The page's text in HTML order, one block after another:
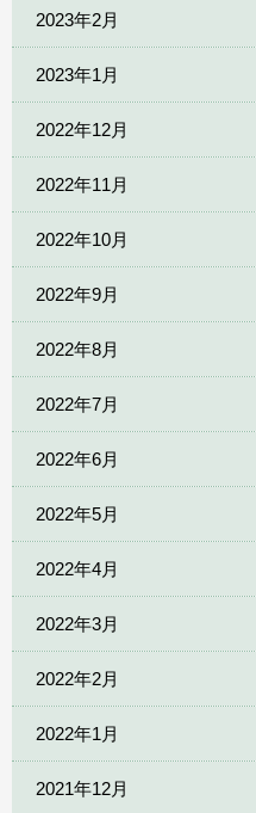
2023年2月
2023年1月
2022年12月
2022年11月
2022年10月
2022年9月
2022年8月
2022年7月
2022年6月
2022年5月
2022年4月
2022年3月
2022年2月
2022年1月
2021年12月